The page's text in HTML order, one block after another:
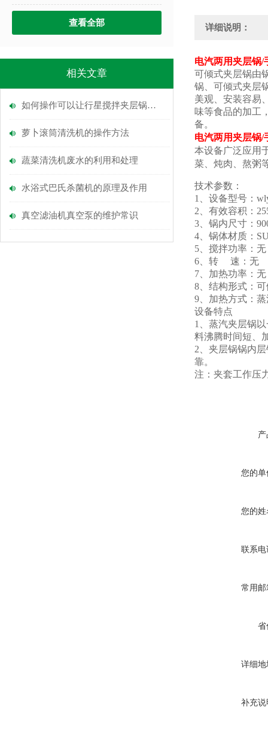
查看全部
相关文章
如何操作可以让行星搅拌夹层锅搅拌混合
萝卜滚筒清洗机的操作方法
蔬菜清洗机废水的利用和处理
水浴式巴氏杀菌机的原理及作用
真空滤油机真空泵的维护常识
详细说明：
电汽两用夹层锅/
可倾式夹层锅由
锅、可倾式夹层
美观、安装容易
味等食品的加工
备。
电汽两用夹层锅/
本设备广泛应用
菜、炖肉、熬粥
技术参数：
1、设备型号：
2、有效容积：
3、锅内尺寸：
4、锅体材质：
5、搅拌功率：无
6、转 速：无
7、加热功率：无
8、结构形式：
9、加热方式：
设备特点
1、蒸汽夹层锅
料沸腾时间短、
2、夹层锅锅内
靠。
注：夹套工作压
您的单
您的姓
联系电
常用邮
省
详细地
补充说